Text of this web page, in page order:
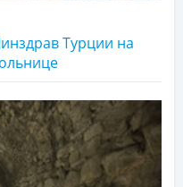
Турции на